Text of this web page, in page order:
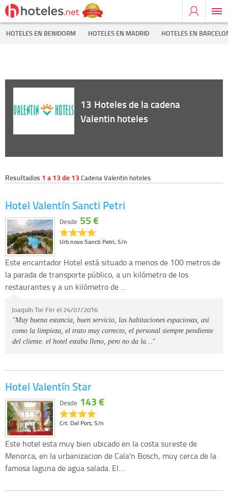
HOTELES EN BENIDORM HOTELES EN MADRID HOTELES EN
Inicio Cadenas Hoteleras Valentin hoteles
13 Hoteles de la cadena
Valentin hoteles
Resultados 1 a 13 de 13 Cadena Valentin hoteles
Hotel Valentín Sancti Petri
Urb.novo Sancti Petri, S/n
Desde 55 €
Este encantador Hotel está situado a menos de 100 metros de
la parada de transporte público, a un kilómetro de los
restaurantes y a un kilómetro de …
Joaquín Tor Fer el 24/07/2016
"Muy buena estancia, buen servicio, las habitaciones espaciosas, así
como la limpieza, el trato muy correcto, el personal siempre pendiente
del cliente. el hotel estaba lleno, pero no da la…"
Hotel Valentín Star
Crt. Del Port, S/n
Desde 143 €
Este hotel esta muy bien ubicado en la costa sureste de
Menorca, en la urbanizacion de Cala'n Bosch, muy cerca de la
famosa laguna de agua salada. El…